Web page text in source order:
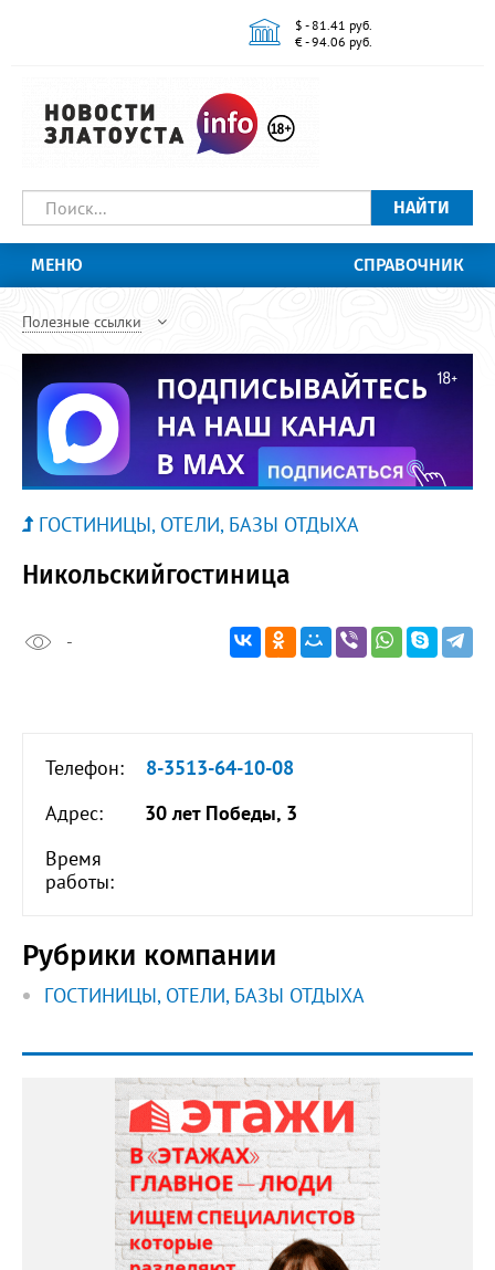
$ - 81.41 руб.
€ - 94.06 руб.
НАЙТИ
МЕНЮ СПРАВОЧНИК
Полезные ссылки
ГОСТИНИЦЫ, ОТЕЛИ, БАЗЫ ОТДЫХА
Никольскийгостиница
-
Телефон:
8-3513-64-10-08
Адрес:
30 лет Победы, 3
Время
работы:
Рубрики компании
ГОСТИНИЦЫ, ОТЕЛИ, БАЗЫ ОТДЫХА